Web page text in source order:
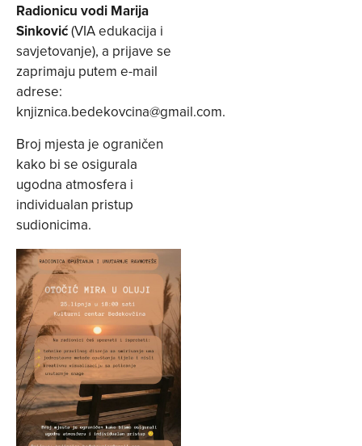
Radionicu vodi Marija
Sinković(VIA edukacija i
savjetovanje), a prijave se
zaprimaju putem e-mail
adrese:
knjiznica.bedekovcina@gmail.com.
Broj mjesta je ograničen
kako bi se osigurala
ugodna atmosfera i
individualan pristup
sudionicima.